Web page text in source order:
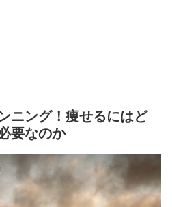
ニング！痩せるにはど
要なのか